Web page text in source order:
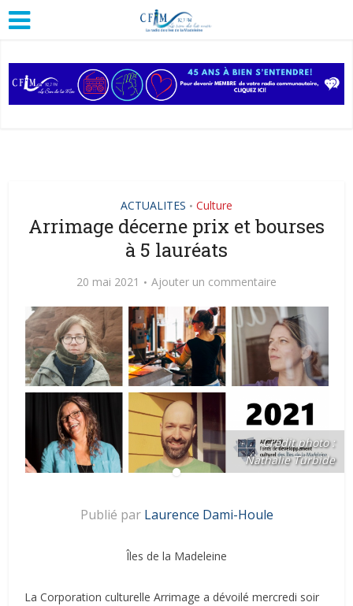
ACTUALITES • Culture
Arrimage décerne prix et bourses
à 5 lauréats
20 mai 2021 Ajouter un commentaire
Crédit photo :
Nathalie Turbide
Publié par Laurence Dami-Houle
Îles de la Madeleine
La Corporation culturelle Arrimage a dévoilé mercredi soir